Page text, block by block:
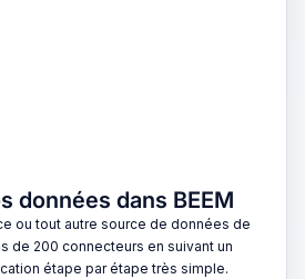
données dans BEEM
ou tout autre source de données de
de 200 connecteurs en suivant un
étape par étape très simple.